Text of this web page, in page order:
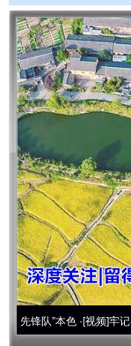
”本色·[视频]牢记初心使命